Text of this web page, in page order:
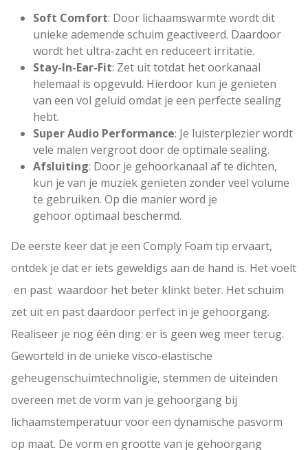
Soft Comfort: Door lichaamswarmte wordt dit
unieke ademende schuim geactiveerd. Daardoor
wordt het ultra-zacht en reduceert irritatie.
Stay-In-Ear-Fit: Zet uit totdat het oorkanaal
helemaal is opgevuld. Hierdoor kun je genieten
van een vol geluid omdat je een perfecte sealing
hebt.
Super Audio Performance: Je luisterplezier wordt
vele malen vergroot door de optimale sealing.
Afsluiting: Door je gehoorkanaal af te dichten,
kun je van je muziek genieten zonder veel volume
te gebruiken. Op die manier word je
gehoor optimaal beschermd.
De eerste keer dat je een Comply Foam tip ervaart,
ontdek je dat er iets geweldigs aan de hand is. Het voelt
en past waardoor het beter klinkt beter. Het schuim
zet uit en past daardoor perfect in je gehoorgang.
Realiseer je nog één ding: er is geen weg meer terug.
Geworteld in de unieke visco-elastische
geheugenschuimtechnoligie, stemmen de uiteinden
overeen met de vorm van je gehoorgang bij
lichaamstemperatuur voor een dynamische pasvorm
op maat. De vorm en grootte van je gehoorgang